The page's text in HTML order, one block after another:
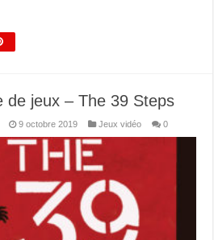
de jeux – The 39 Steps
9 octobre 2019 Jeux vidéo 0